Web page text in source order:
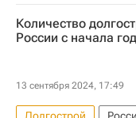
Строительство
Количество
России с начала
13 сентября 2024, 17:49